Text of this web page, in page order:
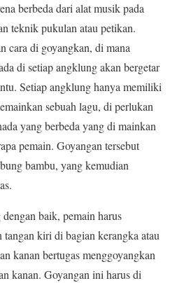
berbeda dari alat musik pada
teknik pukulan atau petikan.
cara di goyangkan, di mana
di setiap angklung akan bergetar
Setiap angklung hanya memiliki
sebuah lagu, di perlukan
yang berbeda yang di mainkan
pemain. Goyangan tersebut
bambu, yang kemudian
baik, pemain harus
tangan kiri di bagian kerangka atau
kanan bertugas menggoyangkan
kanan. Goyangan ini harus di